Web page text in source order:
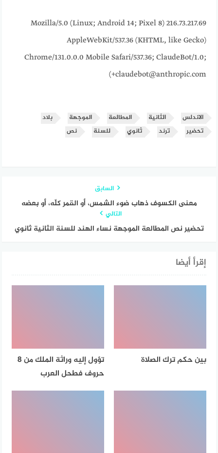
216.73.217.69 Mozilla/5.0 (Linux; Android 14; Pixel 8)
AppleWebKit/537.36 (KHTML, like Gecko)
Chrome/131.0.0.0 Mobile Safari/537.36; ClaudeBot/1.0;
+claudebot@anthropic.com)
الاندلس الثانية المطالعة الموجهة
بلاد
تحضير
ترند ثانوي للسنة نص
السابق
معنى الكسوف ذهاب ضوء الشمس، أو القمر كلّه، أو بعضه
التالي
تحضير نص المطالعة الموجهة نساء الهند للسنة الثانية ثانوي
إقرأ أيضا
بين حكم ترك الصلاة
تؤول إليه وراثة الملك من 8
حروف فطحل العرب